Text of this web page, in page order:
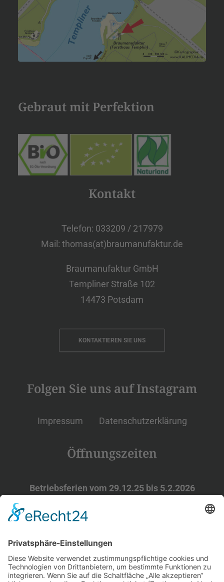
Gebraut mit Perfektion
Kontakt
Telefon: 033209 / 217979
Mail: thomas(at)braumanufaktur.de
Braumanufaktur GmbH
Templiner Straße 102
14473 Potsdam
KONTAKTIEREN SIE UNS
Folgen Sie uns auf Instagram
Impressum Datenschutzerklärung
Öffnungszeiten
Betriebsferien vom 29.12.25 bis 5.2.2026
Wintersaison ab 06.02.2026
So 11-21 Uhr